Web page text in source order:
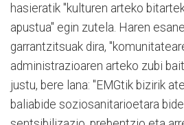
hasieratik "kulturen arteko
apustua" egin zutela. Haren
garrantzitsuak dira,
administrazioaren arteko zubi
justu, bere lana: "EMGtik bizirik
baliabide soziosanitarioetara